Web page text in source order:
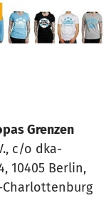
Grenzen
c/o dka-
10405 Berlin,